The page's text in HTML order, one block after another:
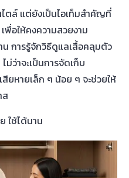
ตล์ แต่ยังเป็นไอเท็มสำคัญที่
พื่อให้คงความสวยงาม
น การรู้จักวิธีดูแลเสื้อคลุมตัว
ม่ว่าจะเป็นการจัดเก็บ
ยหายเล็ก ๆ น้อย ๆ จะช่วยให้
ส
ใช้ได้นาน